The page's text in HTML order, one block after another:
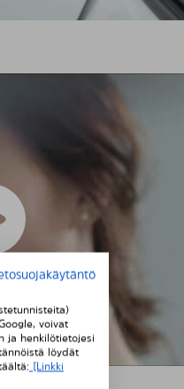
voivat
ja henkilötietojesi
löydät
[Linkki